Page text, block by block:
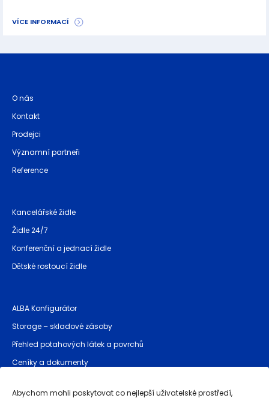
Abychom mohli poskytovat co nejlepší uživatelské prostředí,
VÍCE INFORMACÍ
O nás
Kontakt
Prodejci
Významní partneři
Reference
Kancelářské židle
Židle 24/7
Konferenční a jednací židle
Dětské rostoucí židle
ALBA Konfigurátor
Storage – skladové zásoby
Přehled potahových látek a povrchů
Ceníky a dokumenty